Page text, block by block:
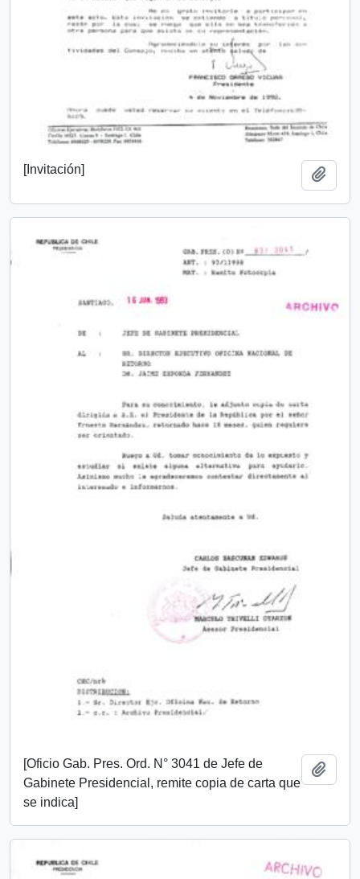
[Invitación]
[Oficio Gab. Pres. Ord. N° 3041 de Jefe de
Gabinete Presidencial, remite copia de carta que
se indica]